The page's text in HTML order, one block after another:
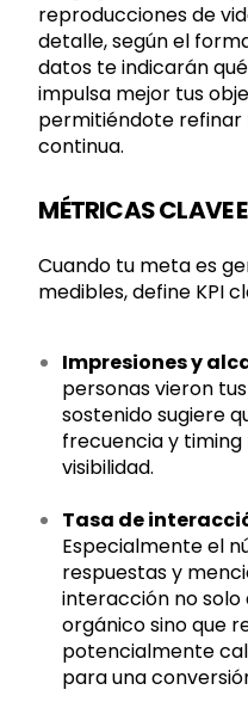
reproducciones de
detalle, según el
datos te indicarán
impulsa mejor tus
permitiéndote
continua.
MÉTRICAS CLAVE
Cuando tu meta es
medibles, define KPI
Impresiones y
personas vieron
sostenido sugiere
frecuencia y
visibilidad.
Tasa de
Especialmente el
respuestas y
interacción no
orgánico sino que
potencialmente
para una